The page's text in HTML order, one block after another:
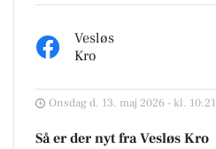
Vesløs
Kro
Onsdag d. 13. maj 2026 - kl. 10:21
Så er der nyt fra Vesløs Kro